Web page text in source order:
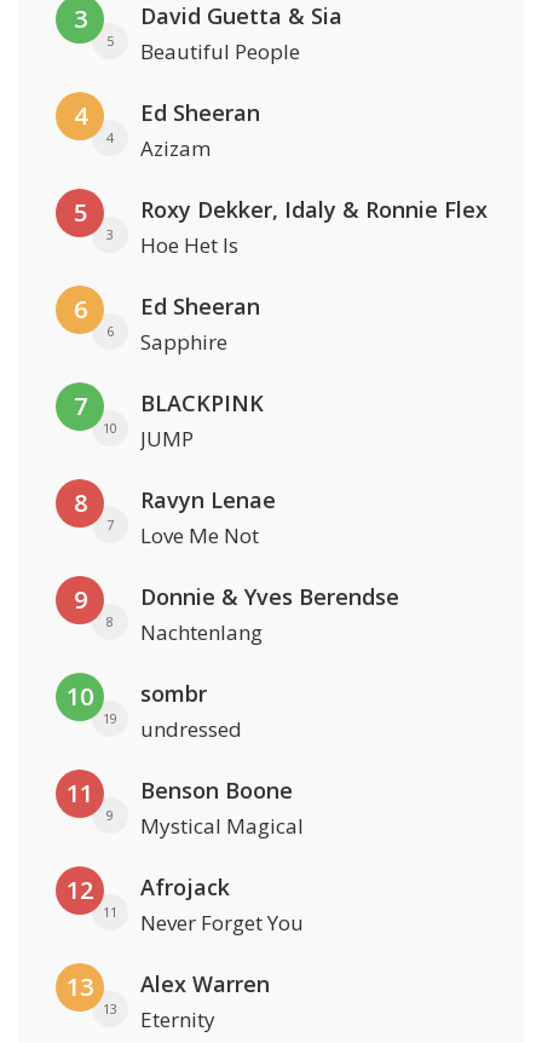
3
5
David Guetta & Sia
Beautiful People
4
4
Ed Sheeran
Azizam
5
3
Roxy Dekker, Idaly & Ronnie Flex
Hoe Het Is
6
6
Ed Sheeran
Sapphire
7
10
BLACKPINK
JUMP
8
7
Ravyn Lenae
Love Me Not
9
8
Donnie & Yves Berendse
Nachtenlang
10
19
sombr
undressed
11
9
Benson Boone
Mystical Magical
12
11
Afrojack
Never Forget You
13
13
Alex Warren
Eternity